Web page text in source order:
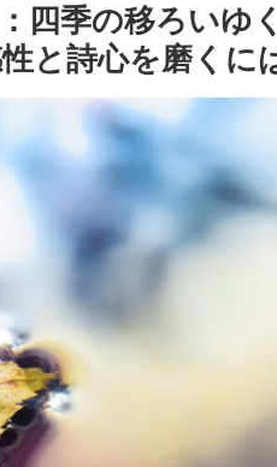
四季の移ろいゆ
と詩心を磨くに